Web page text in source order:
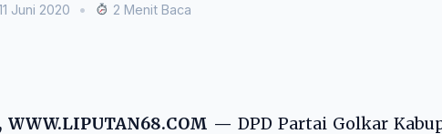
Juni 2020 • 2 Menit Baca
WWW.LIPUTAN68.COM — DPD Partai Golkar